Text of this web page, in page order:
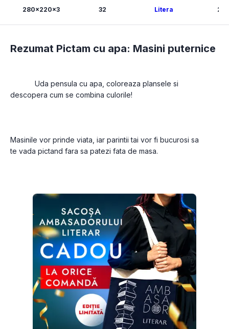
280x220x3 32 Litera
Rezumat Pictam cu apa: Masini puternice
descopera cum se combina culorile!
Masinile vor prinde viata, iar parintii tai vor fi bucurosi sa
te vada pictand fara sa patezi fata de masa.